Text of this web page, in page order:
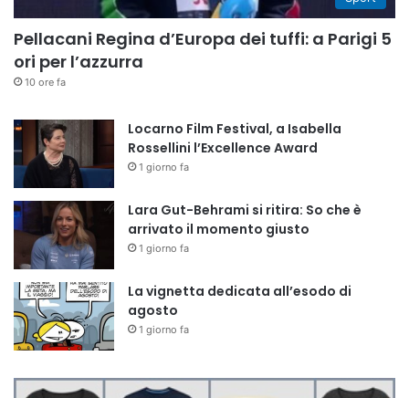
Pellacani Regina d’Europa dei tuffi: a Parigi 5
ori per l’azzurra
10 ore fa
Locarno Film Festival, a Isabella
Rossellini l’Excellence Award
1 giorno fa
Lara Gut-Behrami si ritira: So che è
arrivato il momento giusto
1 giorno fa
La vignetta dedicata all’esodo di
agosto
1 giorno fa